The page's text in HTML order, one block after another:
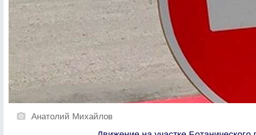
Анатолий Михайлов